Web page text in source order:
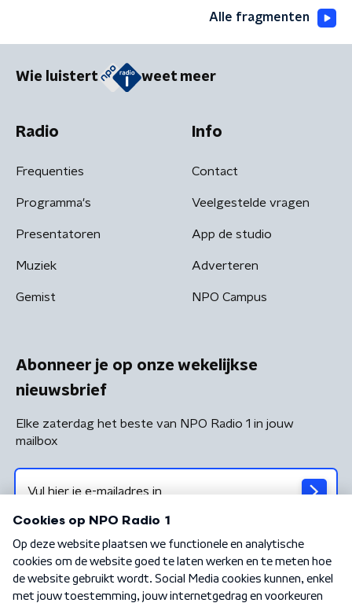
Alle fragmenten
Wie luistert weet meer
Radio
Frequenties
Programma's
Presentatoren
Muziek
Gemist
Info
Contact
Veelgestelde vragen
App de studio
Adverteren
NPO Campus
Abonneer je op onze wekelijkse
nieuwsbrief
Elke zaterdag het beste van NPO Radio 1 in jouw
mailbox
Algemene voorwaarden